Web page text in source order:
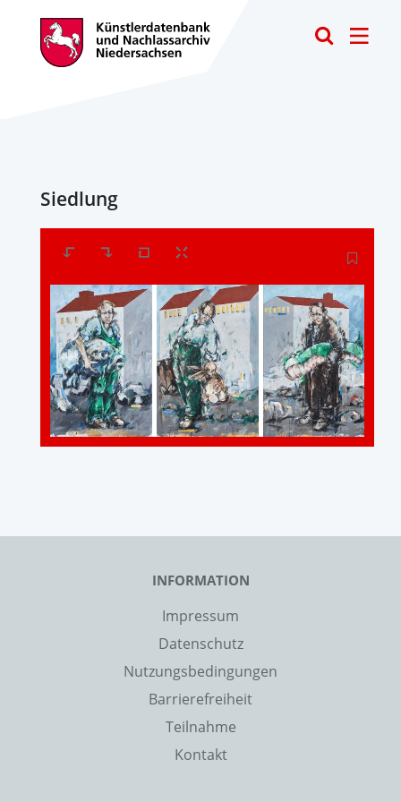
Siedlung
INFORMATION
Impressum
Datenschutz
Nutzungsbedingungen
Barrierefreiheit
Teilnahme
Kontakt